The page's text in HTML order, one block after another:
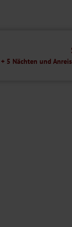
Nutzung ist
5 Nächten und